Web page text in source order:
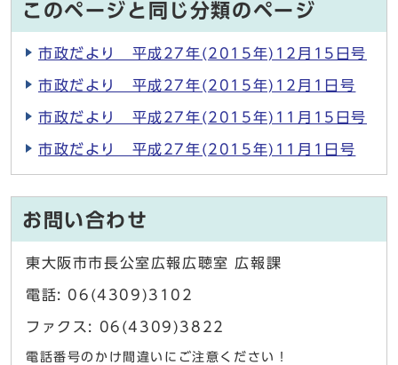
このページと同じ分類のページ
市政だより 平成27年(2015年)12月15日号
市政だより 平成27年(2015年)12月1日号
市政だより 平成27年(2015年)11月15日号
市政だより 平成27年(2015年)11月1日号
お問い合わせ
東大阪市市長公室広報広聴室 広報課
電話: 06(4309)3102
ファクス: 06(4309)3822
電話番号のかけ間違いにご注意ください！